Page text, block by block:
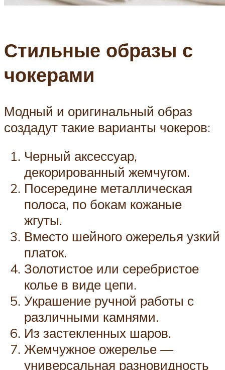
Стильные образы с
чокерами
Модный и оригинальный образ
создадут такие варианты чокеров:
Черный аксессуар,
декорированный жемчугом.
Посередине металлическая
полоса, по бокам кожаные
жгуты.
Вместо шейного ожерелья узкий
платок.
Золотистое или серебристое
колье в виде цепи.
Украшение ручной работы с
различными камнями.
Из застекленных шаров.
Жемчужное ожерелье —
универсальная разновидность